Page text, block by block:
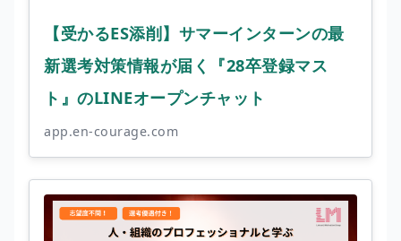
【受かるES添削】サマーインターンの最
新選考対策情報が届く『28卒登録マス
ト』のLINEオープンチャット
app.en-courage.com